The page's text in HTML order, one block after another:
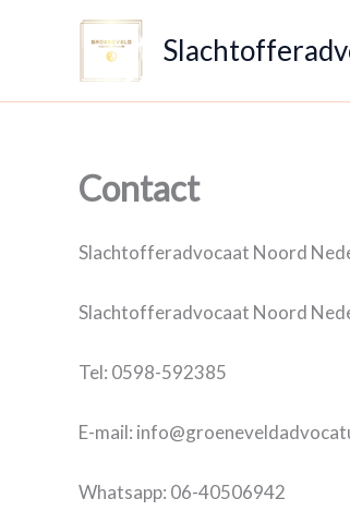
inhoud
Contact
Slachtofferadvocaat Noord
Slachtofferadvocaat Noord
Tel: 0598-592385
E-mail:
Whatsapp: 06-40506942